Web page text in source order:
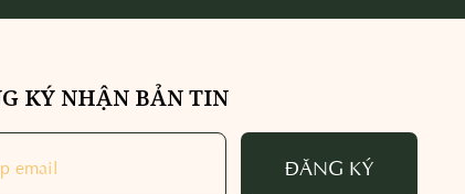
KÝ NHẬN BẢN TIN
ĐĂNG KÝ